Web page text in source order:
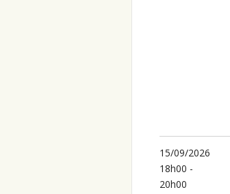
15/09/2026
18h00 -
20h00